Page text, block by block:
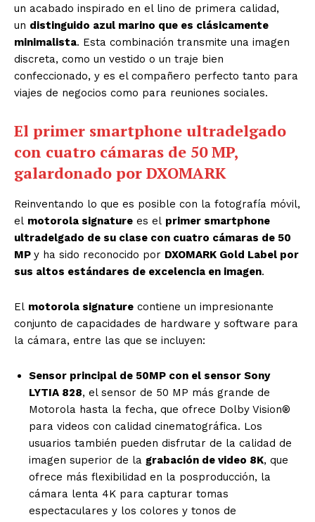
un acabado inspirado en el lino de primera calidad,
un distinguido azul marino que es clásicamente
minimalista. Esta combinación transmite una imagen
discreta, como un vestido o un traje bien
confeccionado, y es el compañero perfecto tanto para
viajes de negocios como para reuniones sociales.
El primer smartphone ultradelgado
con cuatro cámaras de 50 MP,
galardonado por DXOMARK
Reinventando lo que es posible con la fotografía móvil,
el motorola signature es el primer smartphone
ultradelgado de su clase con cuatro cámaras de 50
MP y ha sido reconocido por DXOMARK Gold Label por
sus altos estándares de excelencia en imagen.
El motorola signature contiene un impresionante
conjunto de capacidades de hardware y software para
la cámara, entre las que se incluyen:
Sensor principal de 50MP con el sensor Sony
LYTIA 828, el sensor de 50 MP más grande de
Motorola hasta la fecha, que ofrece Dolby Vision®
para videos con calidad cinematográfica. Los
usuarios también pueden disfrutar de la calidad de
imagen superior de la grabación de video 8K, que
ofrece más flexibilidad en la posproducción, la
cámara lenta 4K para capturar tomas
espectaculares y los colores y tonos de